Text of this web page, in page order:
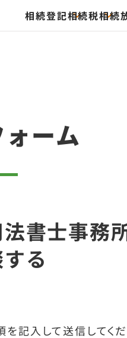
相続登記相続税相続
ーム
書士事務
る
を記入して送信してく